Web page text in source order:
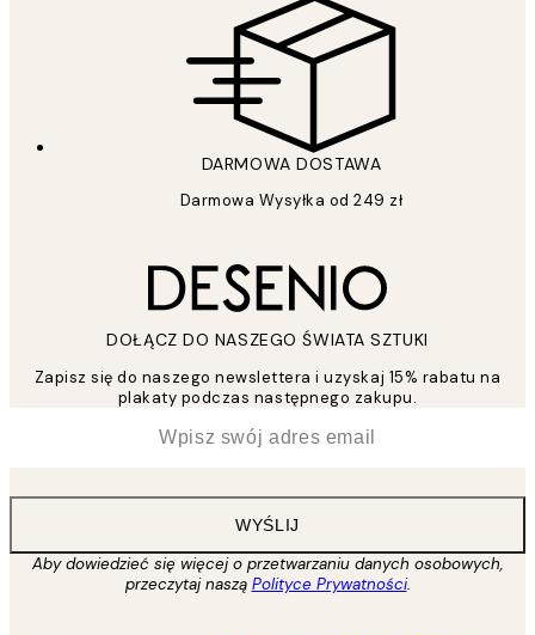
DARMOWA DOSTAWA
Darmowa Wysyłka od 249 zł
DOŁĄCZ DO NASZEGO ŚWIATA SZTUKI
Zapisz się do naszego newslettera i uzyskaj 15% rabatu na
plakaty podczas następnego zakupu.
WYŚLIJ
Aby dowiedzieć się więcej o przetwarzaniu danych osobowych,
przeczytaj naszą Polityce Prywatności.